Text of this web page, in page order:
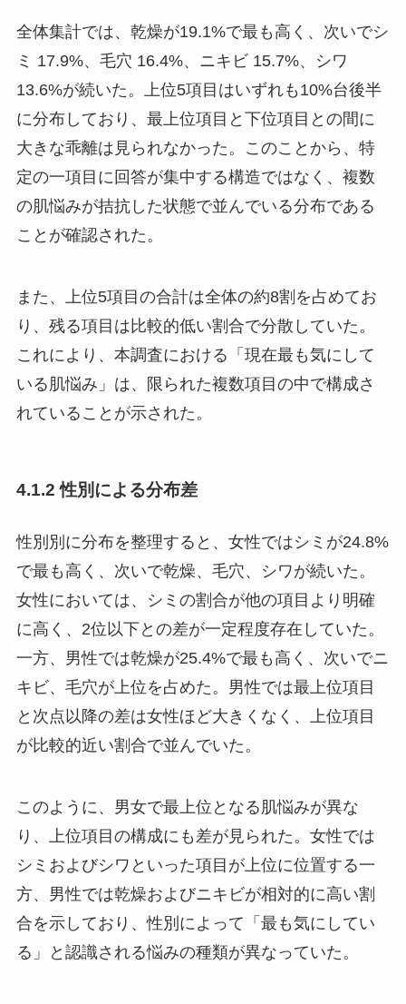
全体集計では、乾燥が19.1%で最も高く、次いでシ
ミ 17.9%、毛穴 16.4%、ニキビ 15.7%、シワ
13.6%が続いた。上位5項目はいずれも10%台後半
に分布しており、最上位項目と下位項目との間に
大きな乖離は見られなかった。このことから、特
定の一項目に回答が集中する構造ではなく、複数
の肌悩みが拮抗した状態で並んでいる分布である
ことが確認された。
また、上位5項目の合計は全体の約8割を占めてお
り、残る項目は比較的低い割合で分散していた。
これにより、本調査における「現在最も気にして
いる肌悩み」は、限られた複数項目の中で構成さ
れていることが示された。
4.1.2 性別による分布差
性別別に分布を整理すると、女性ではシミが24.8%
で最も高く、次いで乾燥、毛穴、シワが続いた。
女性においては、シミの割合が他の項目より明確
に高く、2位以下との差が一定程度存在していた。
一方、男性では乾燥が25.4%で最も高く、次いでニ
キビ、毛穴が上位を占めた。男性では最上位項目
と次点以降の差は女性ほど大きくなく、上位項目
が比較的近い割合で並んでいた。
このように、男女で最上位となる肌悩みが異な
り、上位項目の構成にも差が見られた。女性では
シミおよびシワといった項目が上位に位置する一
方、男性では乾燥およびニキビが相対的に高い割
合を示しており、性別によって「最も気にしてい
る」と認識される悩みの種類が異なっていた。